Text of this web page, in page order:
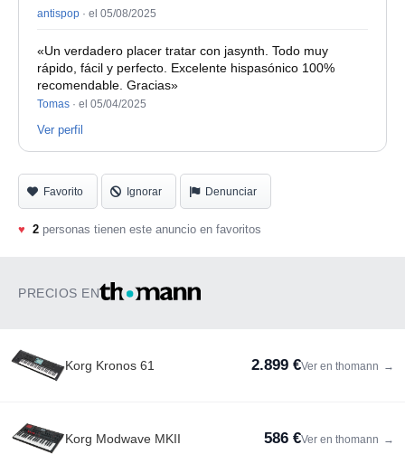
antispop · el 05/08/2025
«Un verdadero placer tratar con jasynth. Todo muy
rápido, fácil y perfecto. Excelente hispasónico 100%
recomendable. Gracias»
Tomas · el 05/04/2025
Ver perfil
Favorito Ignorar Denunciar
♥ 2 personas tienen este anuncio en favoritos
PRECIOS EN
Korg Kronos 61 2.899 €Ver en thomann →
Korg Modwave MKII 586 €Ver en thomann →